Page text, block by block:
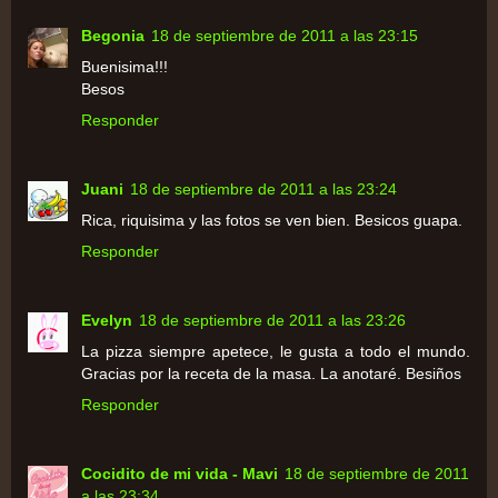
Begonia 18 de septiembre de 2011 a las 23:15
Buenisima!!!
Besos
Responder
Juani 18 de septiembre de 2011 a las 23:24
Rica, riquisima y las fotos se ven bien. Besicos guapa.
Responder
Evelyn 18 de septiembre de 2011 a las 23:26
La pizza siempre apetece, le gusta a todo el mundo.
Gracias por la receta de la masa. La anotaré. Besiños
Responder
Cocidito de mi vida - Mavi 18 de septiembre de 2011